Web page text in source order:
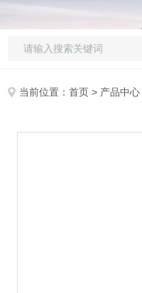
当前位置：首页 > 产品中心